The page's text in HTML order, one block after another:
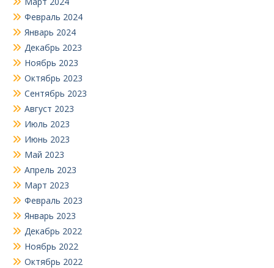
Февраль 2024
Январь 2024
Декабрь 2023
Ноябрь 2023
Октябрь 2023
Сентябрь 2023
Август 2023
Июль 2023
Июнь 2023
Май 2023
Апрель 2023
Март 2023
Февраль 2023
Январь 2023
Декабрь 2022
Ноябрь 2022
Октябрь 2022